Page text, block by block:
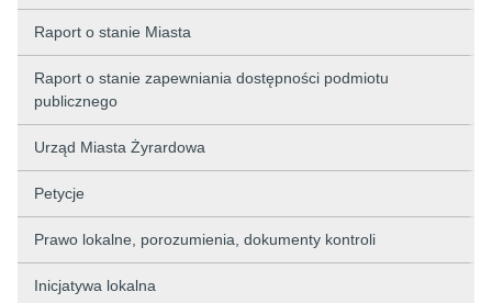
Raport o stanie Miasta
Raport o stanie zapewniania dostępności podmiotu
publicznego
Urząd Miasta Żyrardowa
Petycje
Prawo lokalne, porozumienia, dokumenty kontroli
Inicjatywa lokalna